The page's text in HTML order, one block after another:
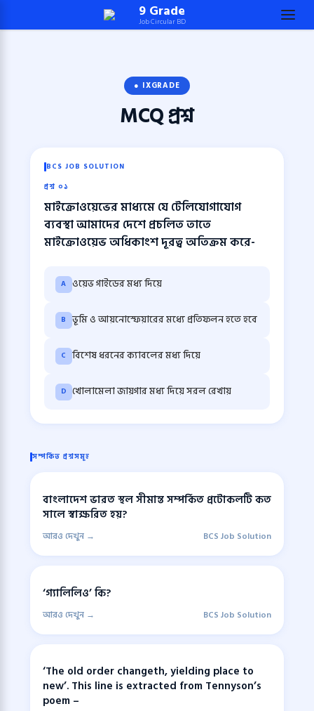
to
9 Grade
Job Circular BD
● IXGRADE
MCQপ্রশ্ন
BCS JOB SOLUTION
প্রশ্ন ০১
মাইক্রোওয়েভের মাধ্যমে যে টেলিযোগাযোগ
ব্যবস্থা আমাদের দেশে প্রচলিত তাতে
মাইক্রোওয়েভ অধিকাংশ দূরত্ব অতিক্রম করে-
A ওয়েভ গাইডের মধ্য দিয়ে
B ভূমি ও আয়নোস্ফেয়ারের মধ্যে প্রতিফলন হতে হবে
C বিশেষ ধরনের ক্যাবলের মধ্য দিয়ে
D খোলামেলা জায়গার মধ্য দিয়ে সরল রেখায়
সম্পর্কিত প্রশ্নসমূহ
বাংলাদেশ ভারত স্থল সীমান্ত সম্পর্কিত প্রটোকলটি কত
সালে স্বাক্ষরিত হয়?
আরও দেখুন → BCS Job Solution
‘গ্যালিলিও’ কি?
আরও দেখুন → BCS Job Solution
‘The old order changeth, yielding place to
new’. This line is extracted from Tennyson’s
poem –